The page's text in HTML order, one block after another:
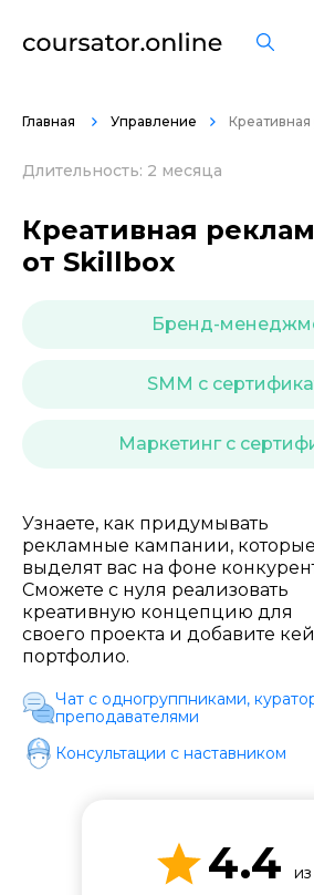
Главная Управление
Длительность: 2 месяца
Креативная
от Skillbox
Бренд-
SMM с
Маркетинг с
Узнаете, как придумывать
рекламные кампании, которые
выделят вас на фоне
Сможете с нуля реализовать
креативную концепцию для
своего проекта и добавите
портфолио.
Чат с одногруппниками,
преподавателями
Консультации с наставником
4.4
Подача материала *
Программа обучения *